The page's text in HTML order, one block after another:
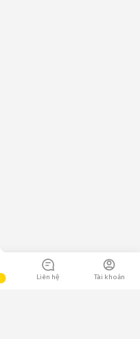
Liên hệ Tài khoản